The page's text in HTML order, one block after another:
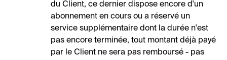
du Client, ce dernier dispose encore d'un
abonnement en cours ou a réservé un
service supplémentaire dont la durée n'est
pas encore terminée, tout montant déjà payé
par le Client ne sera pas remboursé - pas